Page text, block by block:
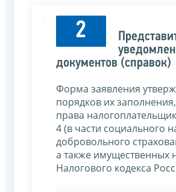
2
документов (справок)
Форма заявления
порядков их
права
4 (в части социального
добровольного
а также имущественных
Налогового кодекса